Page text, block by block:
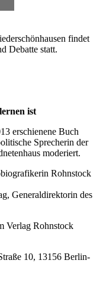
findet
Debatte statt.
ist
erschienene Buch
Sprecherin der
moderiert.
Rohnstock
Generaldirektorin des
Verlag Rohnstock
10, 13156 Berlin-